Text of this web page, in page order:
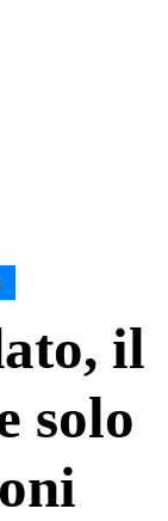
il
solo